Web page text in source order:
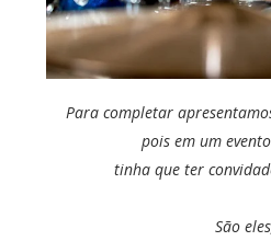
Para completar
pois em um
tinha que ter
São